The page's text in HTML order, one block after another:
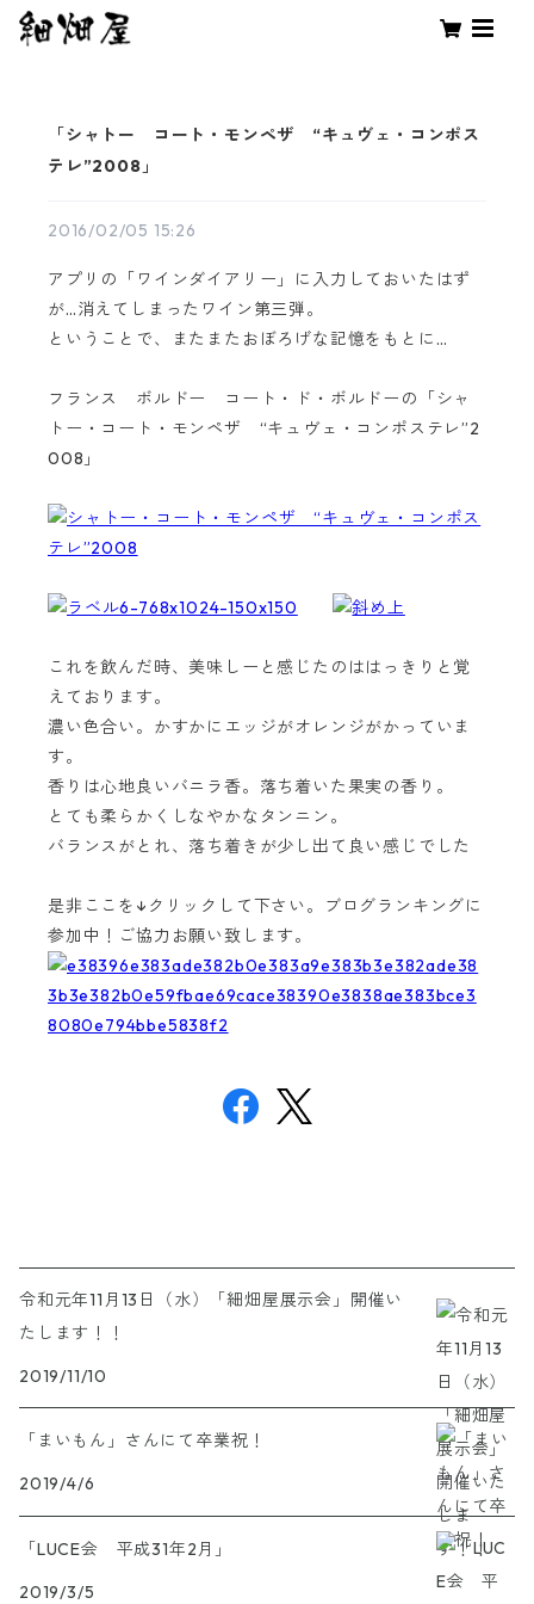
「シャトー コート・モンペザ “キュヴェ・コンポス
テレ”2008」
2016/02/05 15:26
アプリの「ワインダイアリー」に入力しておいたはず
が…消えてしまったワイン第三弾。
ということで、またまたおぼろげな記憶をもとに…
フランス ボルドー コート・ド・ボルドーの「シャ
トー・コート・モンペザ “キュヴェ・コンポステレ”2
008」
これを飲んだ時、美味しーと感じたのははっきりと覚
えております。
濃い色合い。かすかにエッジがオレンジがかっていま
す。
香りは心地良いバニラ香。落ち着いた果実の香り。
とても柔らかくしなやかなタンニン。
バランスがとれ、落ち着きが少し出て良い感じでした
是非ここを↓クリックして下さい。ブログランキングに
参加中！ご協力お願い致します。
令和元年11月13日（水）「細畑屋展示会」開催い
たします！！
2019/11/10
「まいもん」さんにて卒業祝！
2019/4/6
「LUCE会 平成31年2月」
2019/3/5